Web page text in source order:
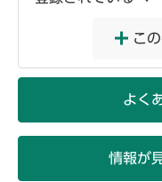
こ
よく
情報が